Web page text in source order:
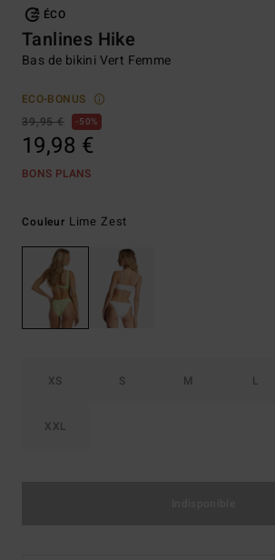
ÉCO
Tanlines Hike
Bas de bikini Vert Femme
ECO-BONUS
39,95 €
50%
19,98 €
BONS PLANS
Couleur Lime Zest
XS S M L
XXL